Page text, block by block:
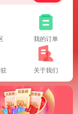
我的订单
关于我们